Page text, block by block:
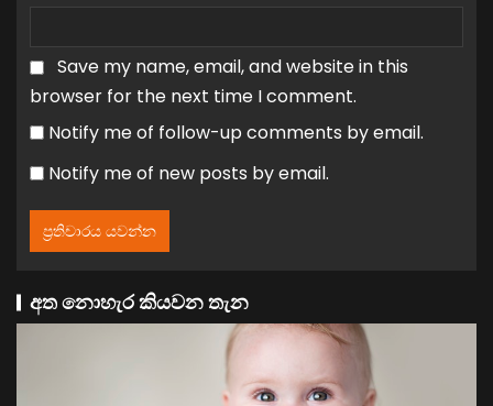
Save my name, email, and website in this
browser for the next time I comment.
Notify me of follow-up comments by email.
Notify me of new posts by email.
අත නොහැර කියවන තැන